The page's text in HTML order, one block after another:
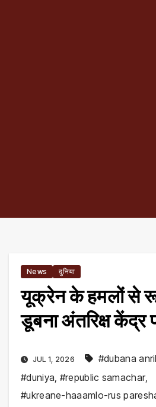
News दुनिया
यूक्रेन के हमलों से
डूबना अंतरिक्ष केंद्र
JUL 1, 2026 #dubana
#duniya, #republic samachar,
#ukreane-haaamlo-rus